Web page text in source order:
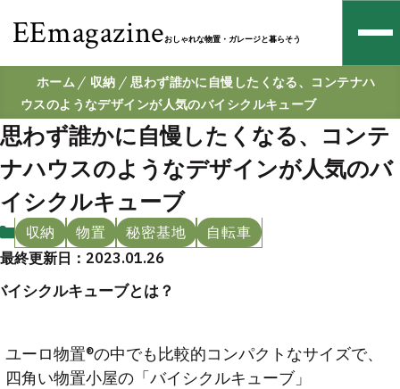
EEmagazineおしゃれな物置・ガレージと暮らそう
ホーム 収納
思わず誰かに自慢したくなる、コンテナハ
ウスのようなデザインが人気のバイシクルキューブ
思わず誰かに自慢したくなる、コンテ
ナハウスのようなデザインが人気のバ
イシクルキューブ
収納 物置 秘密基地
自転車
最終更新日：2023.01.26
イシクルキューブとは？
ユーロ物置®の中でも比較的コンパクトなサイズで、
四角い物置小屋の「バイシクルキューブ」